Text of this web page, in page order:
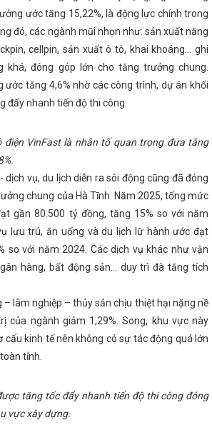
SẢN XUẤT VÀ TIÊU DÙNG BỀN VỮNG GIAI
kiệm điện thành thói quen”
Đại tiệc của
Tĩnh
Kinh tế Hà Tĩnh 3 tháng đầu năm
cơ cấu Chính phủ nhiệm kỳ 2021-2026
của Tổng Bí thư Tô Lâm
Thủ tướng
nước đến Ấn Độ
Sáng nay Quốc hội
mạc
Vingroup thành lập công ty sản xuất
Ông Dương Tất Thắng được bầu giữ
2024
Phiên họp thường kỳ UBND
Nội - Nghệ Tĩnh công suất 100 triệu lít/năm
phẩm tại Hội chợ quốc tế Thương mại, Du
2024
Hội đàm giữa Bộ trưởng
tự trị dân tộc Choang Quảng Tây, Trung
xuất tại Khu kinh tế Vũng Áng
Ban
tổ chức bộ máy và cán bộ
KHAI MẠC
NGHIỆP NĂM 2026
Hà Tĩnh thông
2030
Quy định về áp dụng, sử dụng
Đảng uỷ Khối CCQ&DN tỉnh tổ chức Hội thi
thứ 73 công nhận Việt Nam là quốc gia
Hà Tĩnh - 20 năm một chặng đường
đổi số
Nhiều cơ hội thu hút đầu tư,
mại quốc tế Vietnam Expo 2023
Bộ
Vận hành hệ thống điện và thị trường điện
vụ chính trị trọng tâm, xuyên suốt
mới
Công ty Điện lực Hà Tĩnh tăng
số
i-HaTinh đạt hơn 100.000 lượt cài
ước tăng 15,22%, là động lực chính trong
đó, các ngành mũi nhọn như: sản xuất năng
cellpin, sản xuất ô tô, khai khoáng… ghi
khá, đóng góp lớn cho tăng trưởng chung.
ước tăng 4,6% nhờ các công trình, dự án khối
đẩy nhanh tiến độ thi công.
điện VinFast là nhân tố quan trọng đưa tăng
dịch vụ, du lịch diễn ra sôi động cũng đã đóng
chung của Hà Tĩnh. Năm 2025, tổng mức
gần 80.500 tỷ đồng, tăng 15% so với năm
lưu trú, ăn uống và du lịch lữ hành ước đạt
so với năm 2024. Các dịch vụ khác như vận
hàng, bất động sản… duy trì đà tăng tích
– lâm nghiệp – thủy sản chịu thiệt hại nặng nề
của ngành giảm 1,29%. Song, khu vực này
cấu kinh tế nên không có sự tác động quá lớn
tỉnh.
tăng tốc đẩy nhanh tiến độ thi công đóng
vực xây dựng.